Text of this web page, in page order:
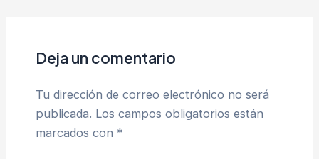
Deja un comentario
Tu dirección de correo electrónico no será
publicada. Los campos obligatorios están
marcados con *